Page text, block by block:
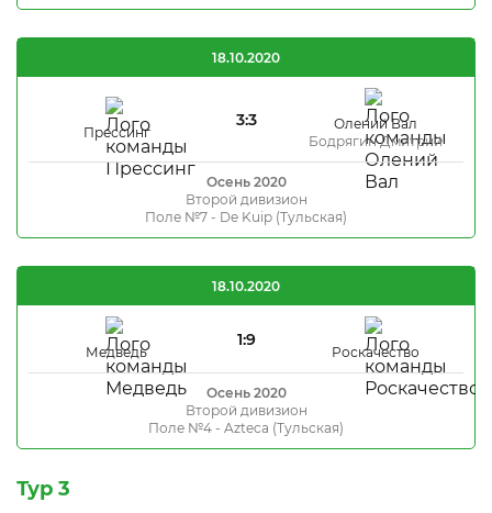
Прессинг
3:3
Олений Вал
Бодрягин Дмитрий
18.10.2020
Осень 2020
Второй дивизион
Поле №7 - De Kuip (Тульская)
Медведь
1:9
Роскачество
18.10.2020
Осень 2020
Второй дивизион
Поле №4 - Azteca (Тульская)
Тур 3